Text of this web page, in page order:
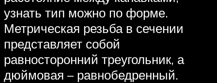
узнать тип можно по форме.
Метрическая резьба в сечении
представляет собой
равносторонний треугольник, а
дюймовая – равнобедренный.